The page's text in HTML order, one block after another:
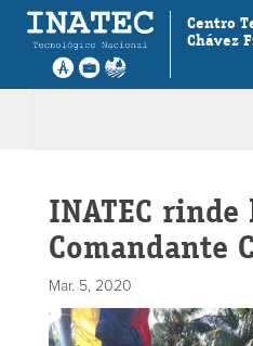
Centro
Chávez
INATEC
Comandante
Mar. 5, 2020